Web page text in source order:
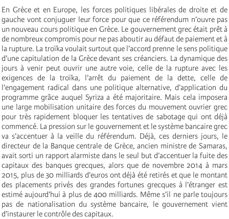
En Grèce et en Europe, les forces politiques libérales de droite et de
gauche vont conjuguer leur force pour que ce référendum n’ouvre pas
un nouveau cours politique en Grèce. Le gouvernement grec était prêt à
de nombreux compromis pour ne pas aboutir au défaut de paiement et à
la rupture. La troïka voulait surtout que l’accord prenne le sens politique
d’une capitulation de la Grèce devant ses créanciers. La dynamique des
jours à venir peut ouvrir une autre voie, celle de la rupture avec les
exigences de la troïka, l’arrêt du paiement de la dette, celle de
l’engagement radical dans une politique alternative, d’application du
programme grâce auquel Syriza a été majoritaire. Mais cela imposera
une large mobilisation unitaire des forces du mouvement ouvrier grec
pour très rapidement bloquer les tentatives de sabotage qui ont déjà
commencé. La pression sur le gouvernement et le système bancaire grec
va s’accentuer à la veille du référendum. Déjà, ces derniers jours, le
directeur de la Banque centrale de Grèce, ancien ministre de Samaras,
avait sorti un rapport alarmiste dans le seul but d’accentuer la fuite des
capitaux des banques grecques, alors que de novembre 2014 à mars
2015, plus de 30 milliards d’euros ont déjà été retirés et que le montant
des placements privés des grandes fortunes grecques à l’étranger est
estimé aujourd’hui à plus de 400 milliards. Même s’il ne parle toujours
pas de nationalisation du système bancaire, le gouvernement vient
d’instaurer le contrôle des capitaux.